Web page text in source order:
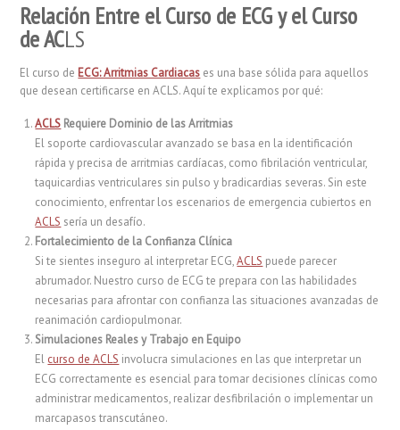
Relación Entre el Curso de ECG y el Curso
de ACLS
El curso de ECG: Arritmias Cardiacas es una base sólida para aquellos
que desean certificarse en ACLS. Aquí te explicamos por qué:
ACLS Requiere Dominio de las Arritmias
El soporte cardiovascular avanzado se basa en la identificación
rápida y precisa de arritmias cardíacas, como fibrilación ventricular,
taquicardias ventriculares sin pulso y bradicardias severas. Sin este
conocimiento, enfrentar los escenarios de emergencia cubiertos en
ACLS sería un desafío.
Fortalecimiento de la Confianza Clínica
Si te sientes inseguro al interpretar ECG,ACLS puede parecer
abrumador. Nuestro curso de ECG te prepara con las habilidades
necesarias para afrontar con confianza las situaciones avanzadas de
reanimación cardiopulmonar.
Simulaciones Reales y Trabajo en Equipo
El curso de ACLS involucra simulaciones en las que interpretar un
ECG correctamente es esencial para tomar decisiones clínicas como
administrar medicamentos, realizar desfibrilación o implementar un
marcapasos transcutáneo.